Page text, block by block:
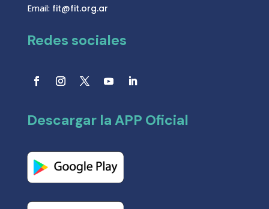
Email: fit@fit.org.ar
Redes sociales
Descargar la APP Oficial